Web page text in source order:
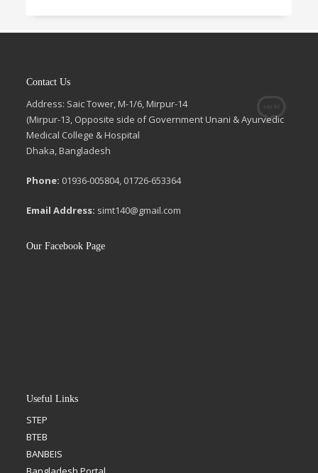
Contact Us
Address: Saic Tower, M-1/6, Mirpur-14
(Mirpur-13, Opposite side of Government Unani & Ayurvedic
Medical College & Hospital
Dhaka, Bangladesh
Phone: 01936-005804, 01726-653364
Email Address: simt140@gmail.com
Our Facebook Page
Useful Links
STEP
BTEB
BANBEIS